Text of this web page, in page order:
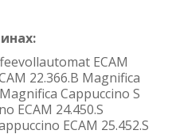
ECAM
22.366.B Magnifica
Cappuccino S
ECAM 24.450.S
ECAM 25.452.S